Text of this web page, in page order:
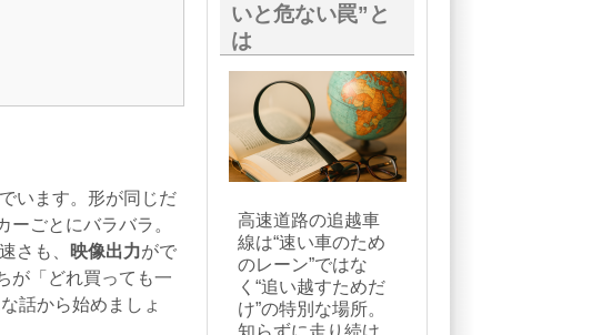
います。形が同じだ
ーごとにバラバラ。
さも、 映像出力がで
が「どれ買っても一
話から始めましょ
いと危ない罠”と
は
高速道路の追越車
線は“速い車のため
のレーン”ではな
く“追い越すためだ
け”の特別な場所。
知らずに走り続け